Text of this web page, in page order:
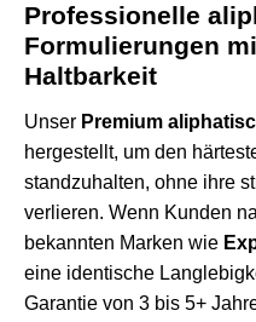
Professionelle
Formulierungen
Haltbarkeit
Unser Premium
hergestellt, um den
standzuhalten, ohne ihre
verlieren. Wenn Kunden
bekannten Marken wie
eine identische
Garantie von 3 bis 5+